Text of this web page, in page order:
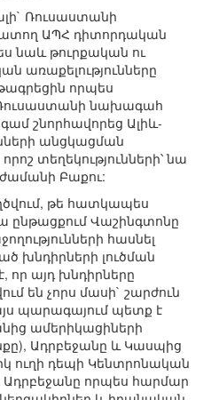
Ռուսաստանի
ԱՊՀ դիտորդական
նաև թուրքական ու
առաքելությունները
որպես
նախագահ
շնորհավորեց Ալիև-
անցկացման
տեղեկությունների՝ նա
Բաքու:
թե հատկապես
ընթացքում Վաշինգտոնը
հասնել
խնդիրների լուծման
որ այդ խնդիրները
են չորս մասի` շարժուն
պարագայում պետք է
ամերիկացիների
Ադրբեջանը և Կասպից
ուղի դեպի Կենտրոնական
որպես հարմար